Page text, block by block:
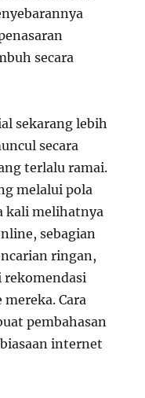
secara
sekarang lebih
secara
terlalu ramai.
melalui pola
kali melihatnya
sebagian
ringan,
rekomendasi
Cara
pembahasan
internet